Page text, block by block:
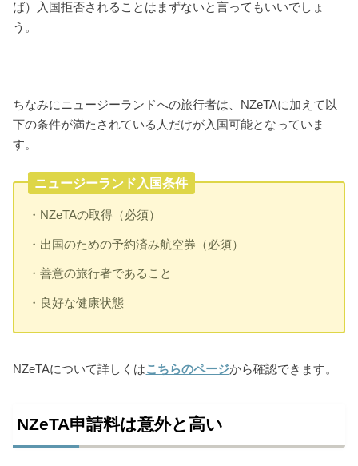
ば）入国拒否されることはまずないと言ってもいいでしょ
う。
ちなみにニュージーランドへの旅行者は、NZeTAに加えて以
下の条件が満たされている人だけが入国可能となっていま
す。
ニュージーランド入国条件
・NZeTAの取得（必須）
・出国のための予約済み航空券（必須）
・善意の旅行者であること
・良好な健康状態
NZeTAについて詳しくはこちらのページから確認できます。
NZeTA申請料は意外と高い